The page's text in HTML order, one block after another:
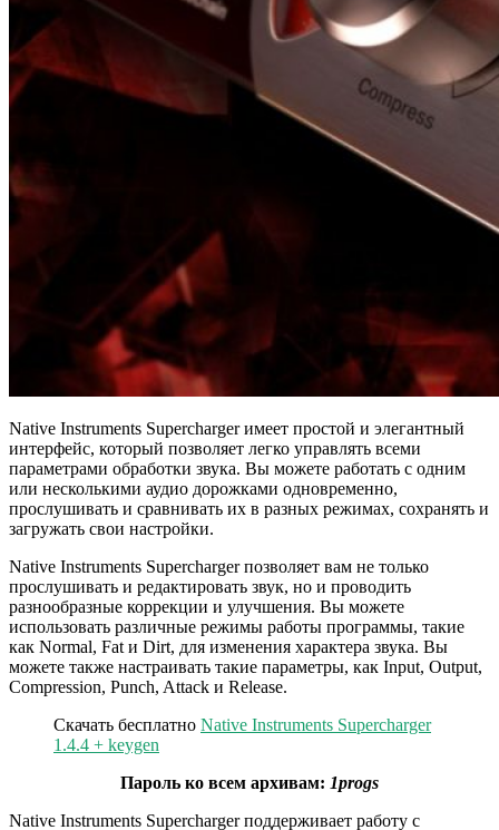
Native Instruments Supercharger имеет простой и элегантный
интерфейс, который позволяет легко управлять всеми
параметрами обработки звука. Вы можете работать с одним
или несколькими аудио дорожками одновременно,
прослушивать и сравнивать их в разных режимах, сохранять и
загружать свои настройки.
Native Instruments Supercharger позволяет вам не только
прослушивать и редактировать звук, но и проводить
разнообразные коррекции и улучшения. Вы можете
использовать различные режимы работы программы, такие
как Normal, Fat и Dirt, для изменения характера звука. Вы
можете также настраивать такие параметры, как Input, Output,
Compression, Punch, Attack и Release.
Скачать бесплатно Native Instruments Supercharger
1.4.4 + keygen
Пароль ко всем архивам: 1progs
Native Instruments Supercharger поддерживает работу с